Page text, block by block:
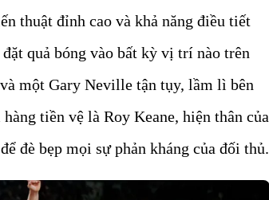
thuật đỉnh cao và khả năng điều tiết
quả bóng vào bất kỳ vị trí nào trên
một Gary Neville tận tụy, lầm lì bên
tiền vệ là Roy Keane, hiện thân của
đè bẹp mọi sự phản kháng của đối thủ.